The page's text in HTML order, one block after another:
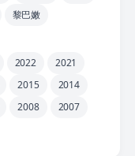
黎巴嫩
2022
2021
2015
2014
2008
2007